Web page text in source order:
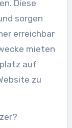
Diese
sorgen
erreichbar
mieten
auf
zu